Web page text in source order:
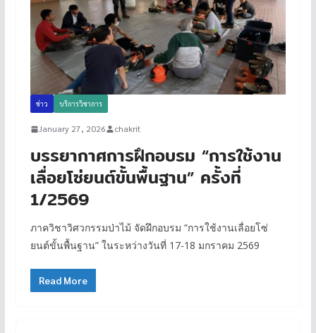
ข่าว บริการวิชาการ
January 27, 2026 chakrit
บรรยากาศการฝึกอบรม “การใช้งาน
เลื่อยโซ่ยนต์ขั้นพื้นฐาน” ครั้งที่
1/2569
ภาควิชาวิศวกรรมป่าไม้ จัดฝึกอบรม “การใช้งานเลื่อยโซ่
ยนต์ขั้นพื้นฐาน” ในระหว่างวันที่ 17-18 มกราคม 2569
Read More